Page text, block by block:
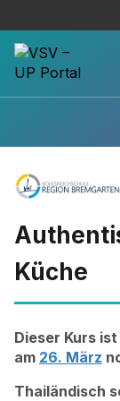
Küche
Dieser Kurs
am 26. März
Thailändisch